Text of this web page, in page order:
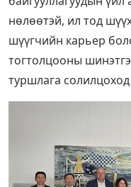
нөлөөтэй, ил тод
шүүгчийн карьер
тогтолцооны
туршлага солилцоход